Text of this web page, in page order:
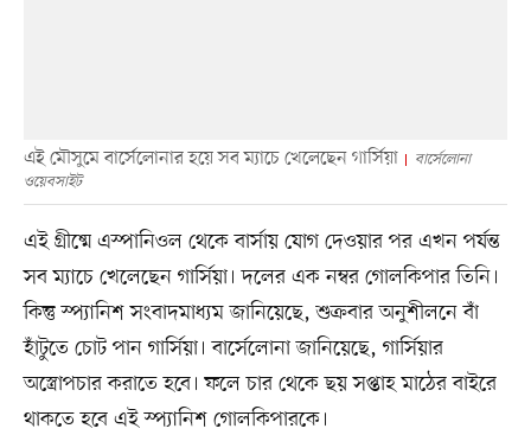
এই মৌসুমে বার্সেলোনার হয়ে সব ম্যাচে খেলেছেন গার্সিয়া
বার্সেলোনা
ওয়েবসাইট
এই গ্রীষ্মে এস্পানিওল থেকে বার্সায় যোগ দেওয়ার পর এখন পর্যন্ত
সব ম্যাচে খেলেছেন গার্সিয়া। দলের এক নম্বর গোলকিপার তিনি।
কিন্তু স্প্যানিশ সংবাদমাধ্যম জানিয়েছে, শুক্রবার অনুশীলনে বাঁ
হাঁটুতে চোট পান গার্সিয়া। বার্সেলোনা জানিয়েছে, গার্সিয়ার
অস্ত্রোপচার করাতে হবে। ফলে চার থেকে ছয় সপ্তাহ মাঠের বাইরে
থাকতে হবে এই স্প্যানিশ গোলকিপারকে।